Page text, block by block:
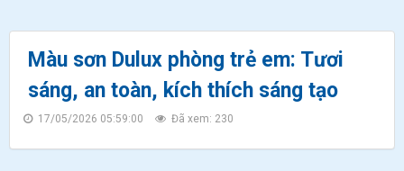
Màu sơn Dulux phòng trẻ em: Tươi
sáng, an toàn, kích thích sáng tạo
17/05/2026 05:59:00 Đã xem: 230